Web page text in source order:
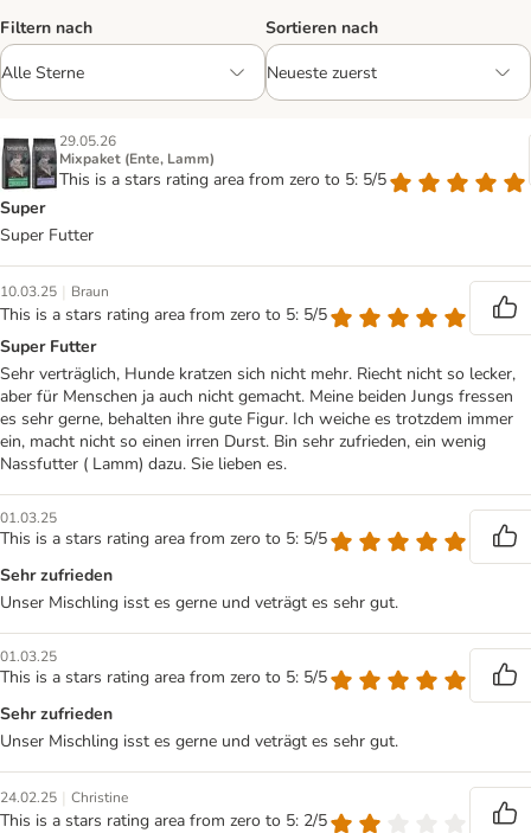
Filtern nach Sortieren nach
29.05.26
Mixpaket (Ente, Lamm)
This is a stars rating area from zero to 5: 5/5
Super
Super Futter
10.03.25 | Braun
This is a stars rating area from zero to 5: 5/5
Super Futter
Sehr verträglich, Hunde kratzen sich nicht mehr. Riecht nicht so lecker,
aber für Menschen ja auch nicht gemacht. Meine beiden Jungs fressen
es sehr gerne, behalten ihre gute Figur. Ich weiche es trotzdem immer
ein, macht nicht so einen irren Durst. Bin sehr zufrieden, ein wenig
Nassfutter ( Lamm) dazu. Sie lieben es.
01.03.25
This is a stars rating area from zero to 5: 5/5
Sehr zufrieden
Unser Mischling isst es gerne und veträgt es sehr gut.
01.03.25
This is a stars rating area from zero to 5: 5/5
Sehr zufrieden
Unser Mischling isst es gerne und veträgt es sehr gut.
24.02.25 | Christine
This is a stars rating area from zero to 5: 2/5